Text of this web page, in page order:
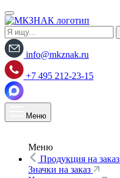
info@mkznak.ru
+7 495 212-23-15
Меню
Меню
Продукция на заказ
Значки на заказ